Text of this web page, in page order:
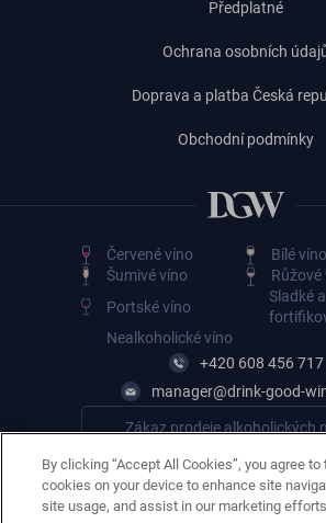
Předplatné
Ochrana osobních
Doprava a platba Česká
Obchodní podmínky
Červené víno
Bílé víno
Šumivé víno
Růžové
Portské víno
Sladké a
Nealkoholické víno
+420 608 456 717
manager@drink-good-
Zákaz prodeje alkoholických
By clicking “Accept All Cookies”, you agree
cookies on your device to enhance site
site usage, and assist in our marketing